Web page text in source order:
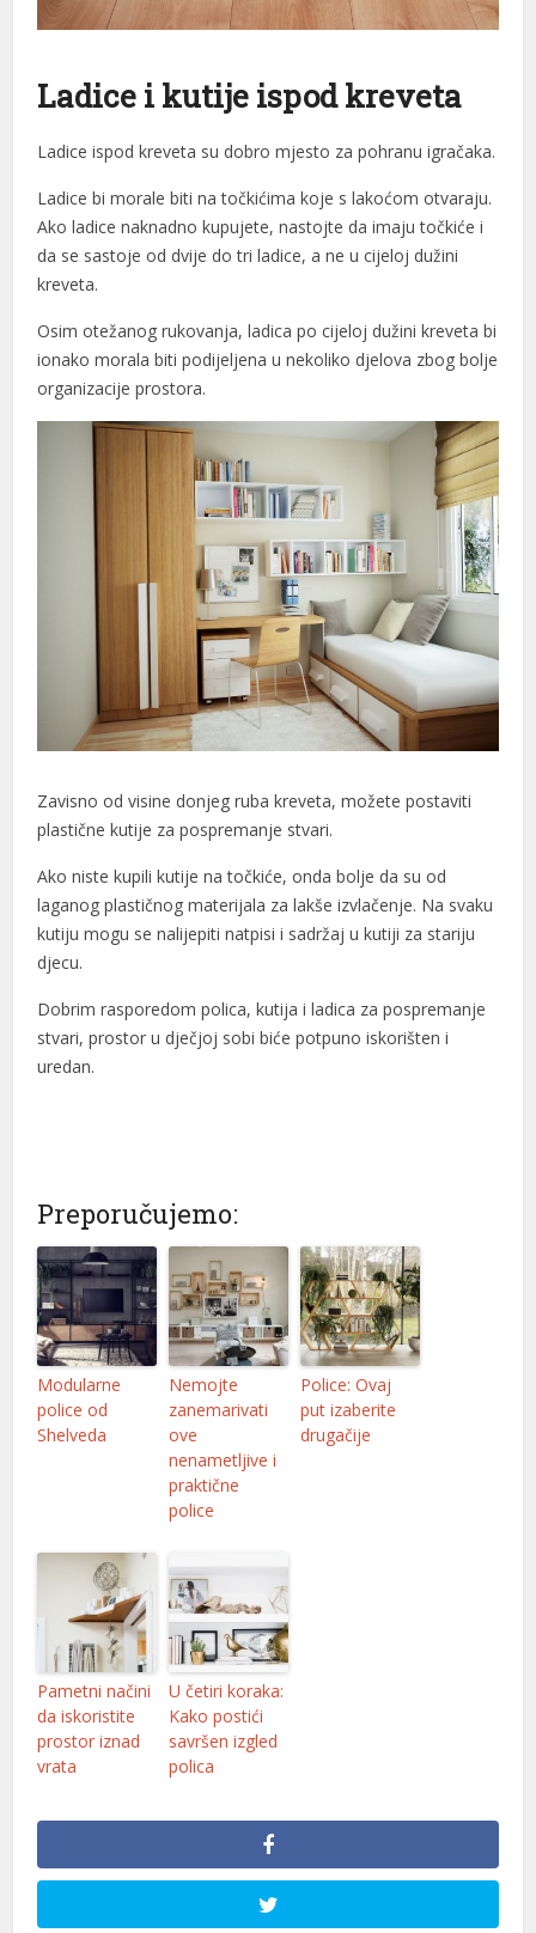
Escort
Escort
panel
panel
giriş
20 mg fiyat
escort
bonusu
bonusu
bonusu
giris
giris
money link shortener
giriş
Ladice i kutije ispod kreveta
Ladice ispod kreveta su dobro mjesto za pohranu igračaka.
Ladice bi morale biti na točkićima koje s lakoćom otvaraju.
Ako ladice naknadno kupujete, nastojte da imaju točkiće i
da se sastoje od dvije do tri ladice, a ne u cijeloj dužini
kreveta.
Osim otežanog rukovanja, ladica po cijeloj dužini kreveta bi
ionako morala biti podijeljena u nekoliko djelova zbog bolje
organizacije prostora.
Zavisno od visine donjeg ruba kreveta, možete postaviti
plastične kutije za pospremanje stvari.
Ako niste kupili kutije na točkiće, onda bolje da su od
laganog plastičnog materijala za lakše izvlačenje. Na svaku
kutiju mogu se nalijepiti natpisi i sadržaj u kutiji za stariju
djecu.
Dobrim rasporedom polica, kutija i ladica za pospremanje
stvari, prostor u dječjoj sobi biće potpuno iskorišten i
uredan.
Preporučujemo:
Modularne
police od
Shelveda
Nemojte
zanemarivati
ove
nenametljive i
praktične
police
Police: Ovaj
put izaberite
drugačije
Pametni načini
da iskoristite
prostor iznad
vrata
U četiri koraka:
Kako postići
savršen izgled
polica